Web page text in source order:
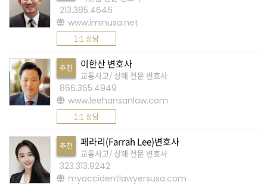
A
S
미
국
이
수
칙
안
내
213.385.4646
www.iminusa.net
1:1 상담
추천 이한산 변호사
교통사고/ 상해 전문 변호사
866.365.4949
www.leehansanlaw.com
1:1 상담
추천 페라리(Farrah Lee)변호사
교통사고/ 상해 전문 변호사
323.313.9242
myaccidentlawyersusa.com